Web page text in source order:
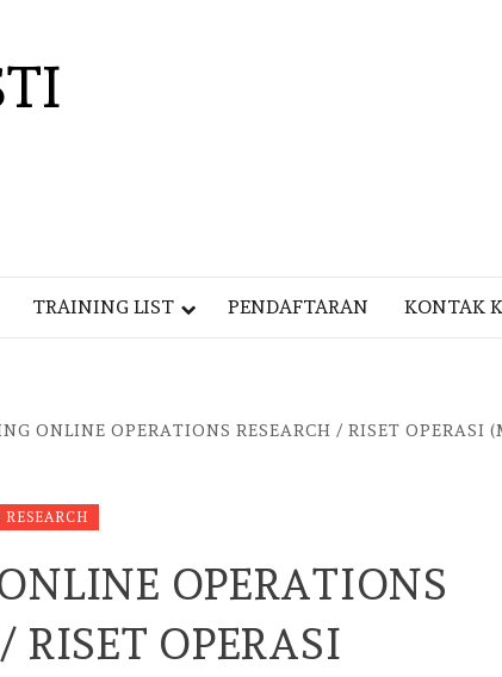
TRAINING LIST PENDAFTARAN KONTAK
ONLINE OPERATIONS RESEARCH / RISET
OPERATIONS
RISET OPERASI